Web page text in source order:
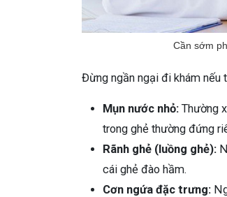
Cần sớm
Đừng ngần ngại đi khám nếu
Mụn nước nhỏ: Thường
trong ghẻ thường đứng
Rãnh ghẻ (luồng ghẻ):
cái ghẻ đào hầm.
Cơn ngứa đặc trưng: